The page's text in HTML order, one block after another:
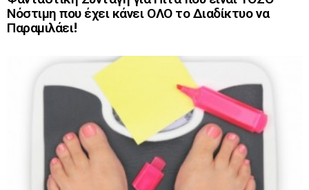
Νόστιμη που έχει κάνει ΟΛΟ το Διαδίκτυο να
Παραμιλάει!